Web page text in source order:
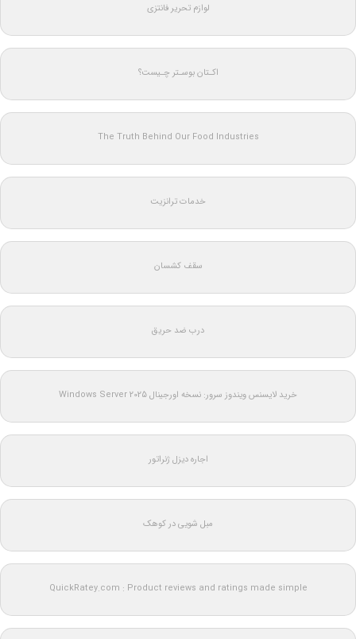
لوازم تحریر فانتزی
اکـتان بوسـتر چـیست؟
The Truth Behind Our Food Industries
خدمات ترانزیت
سقف کشسان
درب ضد حریق
خرید لایسنس ویندوز سرور: نسخه اورجینال Windows Server 2025
اجاره دیزل ژنراتور
مبل شویی در کوهک
QuickRatey.com : Product reviews and ratings made simple